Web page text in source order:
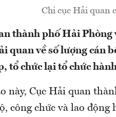
Chi cục Hải quan
thành phố Hải Phòng
quan về số lượng cán
tổ chức lại tổ chức
này, Cục Hải quan
công chức và lao động